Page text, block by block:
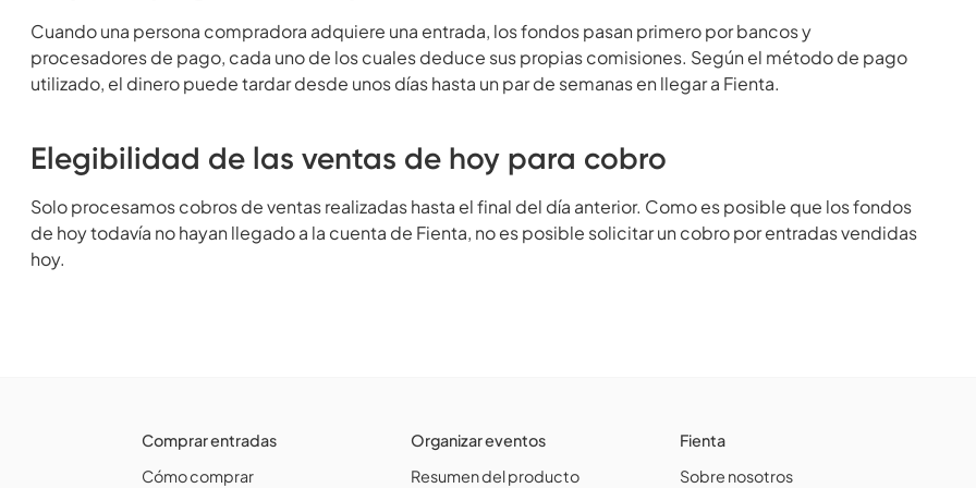
Cuando una persona compradora adquiere una entrada, los fondos pasan primero por bancos y
procesadores de pago, cada uno de los cuales deduce sus propias comisiones. Según el método de pago
utilizado, el dinero puede tardar desde unos días hasta un par de semanas en llegar a Fienta.
Elegibilidad de las ventas de hoy para cobro
Solo procesamos cobros de ventas realizadas hasta el final del día anterior. Como es posible que los fondos
de hoy todavía no hayan llegado a la cuenta de Fienta, no es posible solicitar un cobro por entradas vendidas
hoy.
Comprar entradas
Cómo comprar
Organizar eventos
Resumen del producto
Fienta
Sobre nosotros